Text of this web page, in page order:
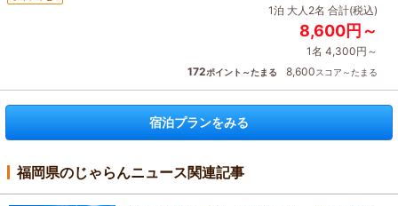
1泊 大人2名 合計(税込)
8,600円～
1名 4,300円～
172ポイント～たまる 8,600スコア～たまる
宿泊プランをみる
福岡県のじゃらんニュース関連記事